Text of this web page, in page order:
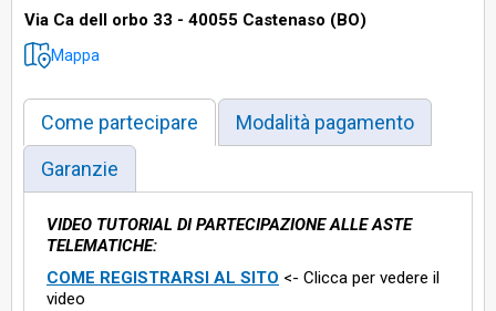
Via Ca dell orbo 33 - 40055 Castenaso (BO)
Mappa
Come partecipare
Modalità pagamento
Garanzie
VIDEO TUTORIAL DI PARTECIPAZIONE ALLE ASTE
TELEMATICHE:
COME REGISTRARSI AL SITO <- Clicca per vedere il
video